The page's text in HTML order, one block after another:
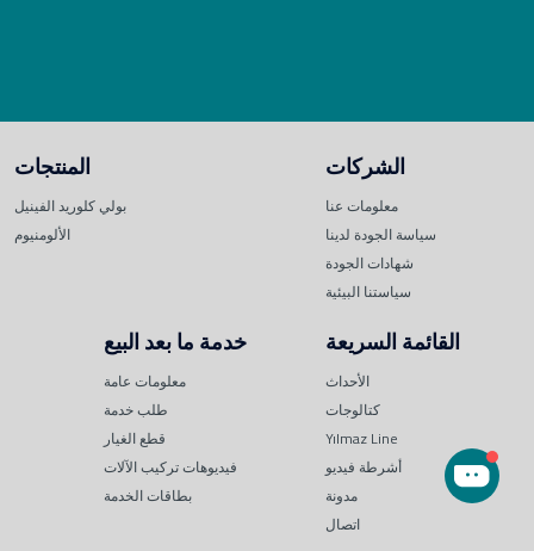
الشركات
معلومات عنا
سياسة الجودة لدينا
شهادات الجودة
سياستنا البيئية
المنتجات
بولي كلوريد الفينيل
الألومنيوم
القائمة السريعة
الأحداث
كتالوجات
Yılmaz Line
أشرطة فيديو
مدونة
اتصال
خدمة ما بعد البيع
معلومات عامة
طلب خدمة
قطع الغيار
فيديوهات تركيب الآلات
بطاقات الخدمة